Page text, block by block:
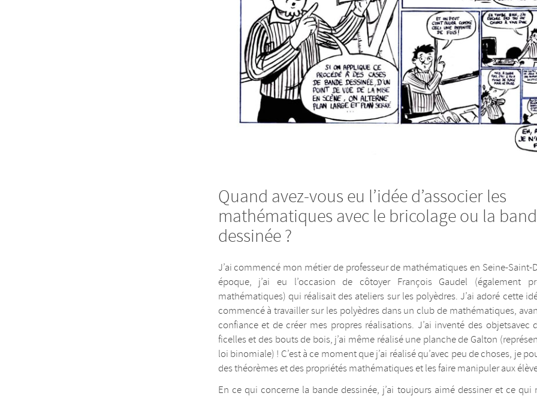
Quand avez-vous eu l’idée d’associer les
mathématiques avec le bricolage ou la
dessinée ?
J’ai commencé mon métier de professeur de mathématiques en Seine-Saint-
époque, j’ai eu l’occasion de côtoyer François Gaudel (également
mathématiques) qui réalisait des ateliers sur les polyèdres. J’ai adoré cette
commencé à travailler sur les polyèdres dans un club de mathématiques,
confiance et de créer mes propres réalisations. J’ai inventé des objetsavec
ficelles et des bouts de bois, j’ai même réalisé une planche de Galton
loi binomiale) ! C’est à ce moment que j’ai réalisé qu’avec peu de choses, je
des théorèmes et des propriétés mathématiques et les faire manipuler aux
En ce qui concerne la bande dessinée, j’ai toujours aimé dessiner et ce qui